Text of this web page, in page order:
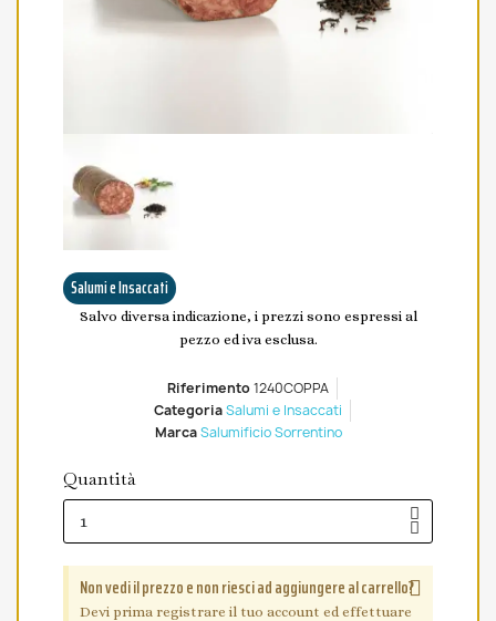
Salumi e Insaccati
Salvo diversa indicazione, i prezzi sono espressi al
pezzo ed iva esclusa.
Riferimento1240COPPA
CategoriaSalumi e Insaccati
Marca Salumificio Sorrentino
Quantità
Non vedi il prezzo e non riesci ad aggiungere al carrello?
Devi prima registrare il tuo account ed effettuare